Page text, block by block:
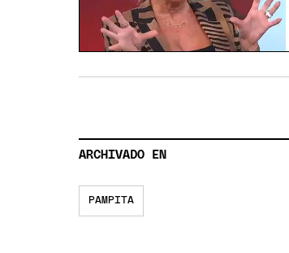
ARCHIVADO EN
PAMPITA